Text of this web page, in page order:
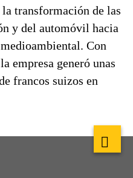
transformación de las
y del automóvil hacia
Con
empresa generó unas
francos suizos en